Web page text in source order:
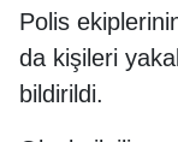
Polis
da kişileri
bildirildi.